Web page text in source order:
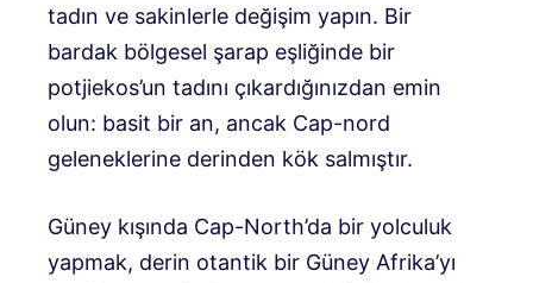
tadın ve sakinlerle değişim yapın. Bir
bardak bölgesel şarap eşliğinde bir
potjiekos’un tadını çıkardığınızdan emin
olun: basit bir an, ancak Cap-nord
geleneklerine derinden kök salmıştır.
Güney kışında Cap-North’da bir yolculuk
yapmak, derin otantik bir Güney Afrika’yı